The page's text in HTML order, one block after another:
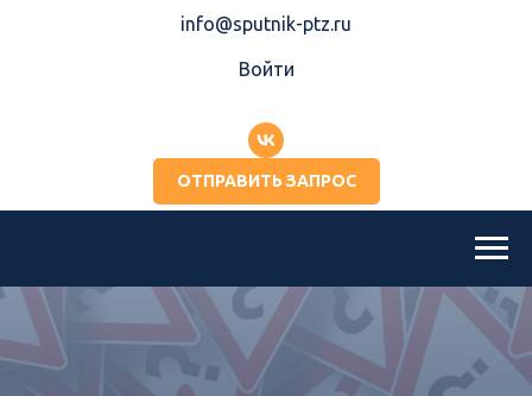
info@sputnik-ptz.ru
Войти
ОТПРАВИТЬ ЗАПРОС